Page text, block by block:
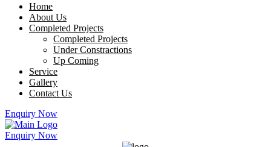
Home
About Us
Completed Projects
Completed Projects
Under Constractions
Up Coming
Service
Gallery
Contact Us
Enquiry Now
Enquiry Now